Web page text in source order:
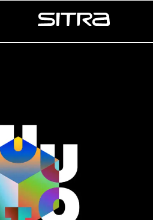
Sitra